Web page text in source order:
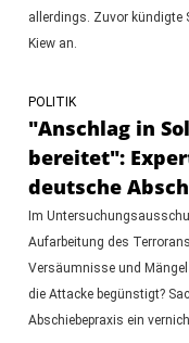
allerdings. Zuvor kündigte
Kiew an.
POLITIK
"Anschlag in
bereitet":
deutsche
Im
Aufarbeitung des
Versäumnisse und
die Attacke begünstigt?
Abschiebepraxis ein